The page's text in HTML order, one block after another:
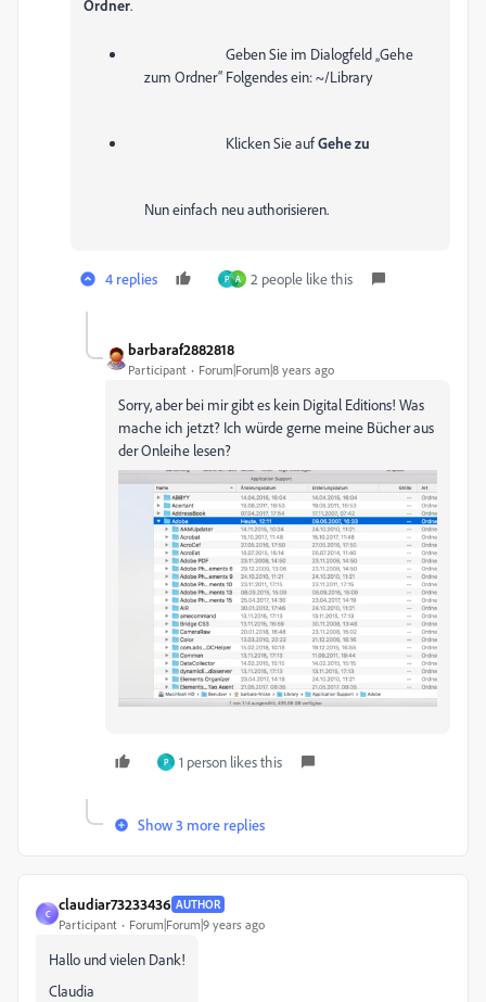
Ordner.
Geben Sie im Dialogfeld „Gehe
zum Ordner“ Folgendes ein:~/Library
Klicken Sie aufGehe zu
Nun einfach neu authorisieren.
4 replies P A 2 people like this
barbaraf2882818
Participant Forum|Forum|8 years ago
Sorry, aber bei mir gibt es kein Digital Editions! Was
mache ich jetzt? Ich würde gerne meine Bücher aus
der Onleihe lesen?
P 1 person likes this
Show 3 more replies
C
claudiar73233436 AUTHOR
Participant Forum|Forum|9 years ago
Hallo und vielen Dank!
Claudia